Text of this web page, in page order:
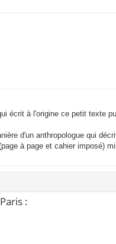
écrit à l'origine ce petit texte
d'un anthropologue qui
à page et cahier imposé)
Paris :